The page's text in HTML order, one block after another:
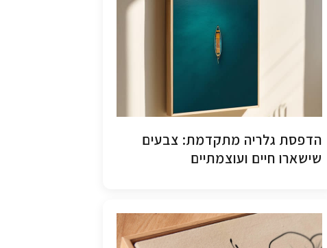
הדפסת גלריה מתקדמת: צבעים
שישארו חיים ועוצמתיים